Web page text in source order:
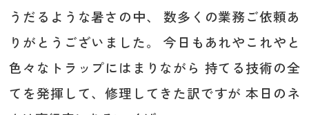
うだるような暑さの中、 数多くの業務ご依頼あ
りがとうございました。 今日もあれやこれやと
色々なトラップにはまりながら 持てる技術の全
てを発揮して、修理してきた訳ですが 本日のネ